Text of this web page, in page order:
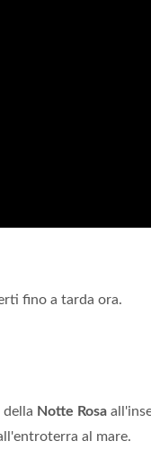
fino a tarda ora.
della Notte Rosa
al mare.